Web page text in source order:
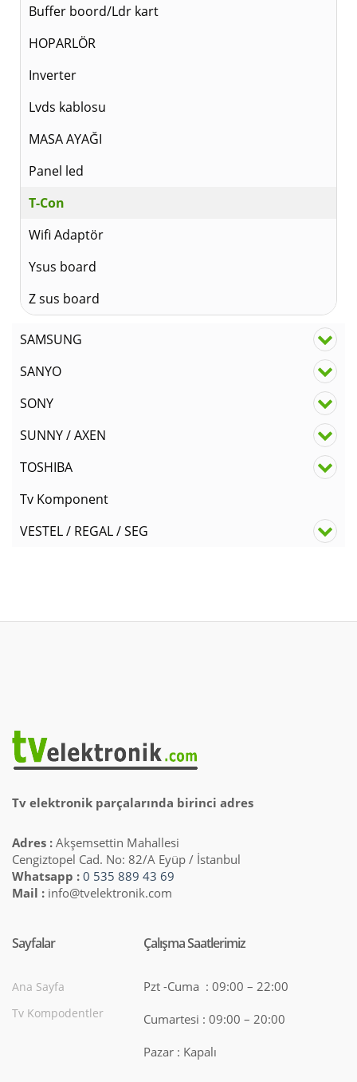
Buffer boord/Ldr kart
HOPARLÖR
Inverter
Lvds kablosu
MASA AYAĞI
Panel led
T-Con
Wifi Adaptör
Ysus board
Z sus board
SAMSUNG
SANYO
SONY
SUNNY / AXEN
TOSHIBA
Tv Komponent
VESTEL / REGAL / SEG
Tv elektronik parçalarında birinci adres
Adres : Akşemsettin Mahallesi
Cengiztopel Cad. No: 82/A Eyüp / İstanbul
Whatsapp : 0 535 889 43 69
Mail : info@tvelektronik.com
Sayfalar
Ana Sayfa
Tv Kompodentler
Çalışma Saatlerimiz
Pzt -Cuma : 09:00 – 22:00
Cumartesi : 09:00 – 20:00
Pazar : Kapalı